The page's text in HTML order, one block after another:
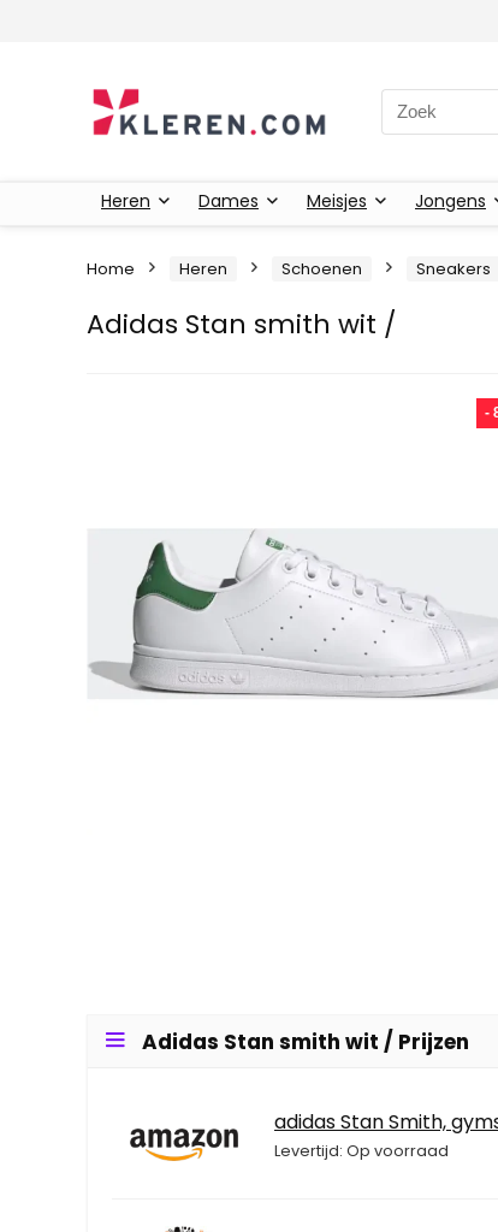
Zoeken naar:
Heren Dames Meisjes Jongens
Home Heren Schoenen Sneakers
Adidas Stan smith wit /
-
Adidas Stan smith wit / Prijzen
adidas Stan Smith,
Levertijd: Op voorraad